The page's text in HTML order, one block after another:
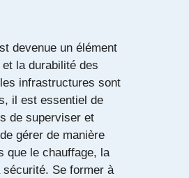
devenue un élément
la durabilité des
infrastructures sont
il est essentiel de
de superviser et
gérer de manière
que le chauffage, la
Se former à